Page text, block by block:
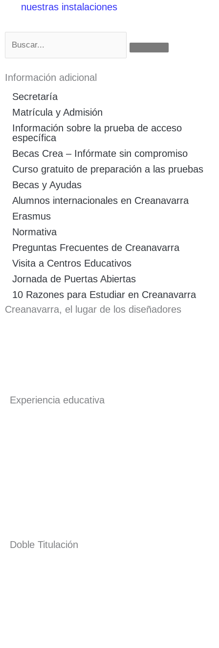
nuestras instalaciones
Información adicional
Secretaría
Matrícula y Admisión
Información sobre la prueba de acceso
específica
Becas Crea – Infórmate sin compromiso
Curso gratuito de preparación a las pruebas
Becas y Ayudas
Alumnos internacionales en Creanavarra
Erasmus
Normativa
Preguntas Frecuentes de Creanavarra
Visita a Centros Educativos
Jornada de Puertas Abiertas
10 Razones para Estudiar en Creanavarra
Creanavarra, el lugar de los diseñadores
Experiencia educativa
Doble Titulación